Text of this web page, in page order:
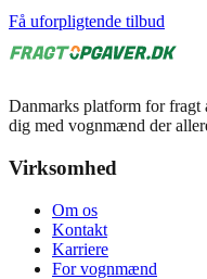
Få uforpligtende tilbud
Danmarks platform for fragt
dig med vognmænd der
Virksomhed
Om os
Kontakt
Karriere
For vognmænd